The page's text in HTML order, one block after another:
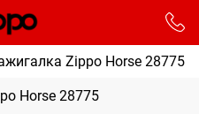
Zippo Horse 28775
Horse 28775
доставки